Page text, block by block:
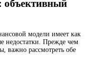
модели имеет как
недостатки. Прежде чем
важно рассмотреть обе